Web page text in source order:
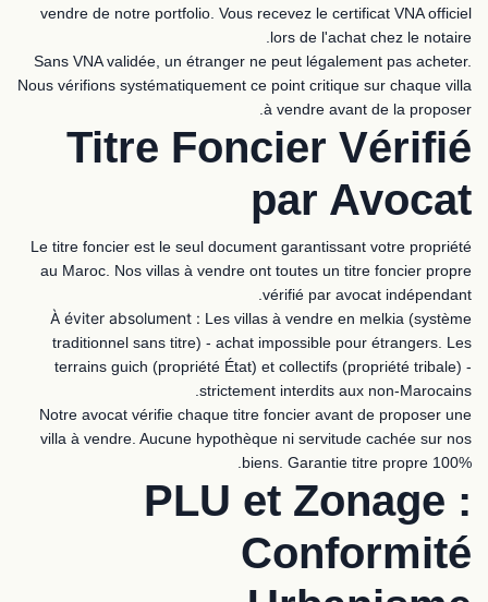
vendre de notre portfolio. Vous recevez le certificat VNA officiel
lors de l'achat chez le notaire.
Sans VNA validée, un étranger ne peut légalement pas acheter.
Nous vérifions systématiquement ce point critique sur chaque villa
à vendre avant de la proposer.
Titre Foncier Vérifié
par Avocat
Le titre foncier est le seul document garantissant votre propriété
au Maroc. Nos villas à vendre ont toutes un titre foncier propre
vérifié par avocat indépendant.
À éviter absolument : Les villas à vendre en melkia (système
traditionnel sans titre) - achat impossible pour étrangers. Les
terrains guich (propriété État) et collectifs (propriété tribale) -
strictement interdits aux non-Marocains.
Notre avocat vérifie chaque titre foncier avant de proposer une
villa à vendre. Aucune hypothèque ni servitude cachée sur nos
biens. Garantie titre propre 100%.
PLU et Zonage :
Conformité